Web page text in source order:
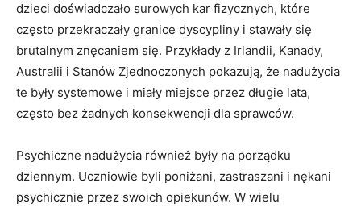
dzieci doświadczało surowych kar fizycznych, które
często przekraczały granice dyscypliny i stawały się
brutalnym znęcaniem się. Przykłady z Irlandii, Kanady,
Australii i Stanów Zjednoczonych pokazują, że nadużycia
te były systemowe i miały miejsce przez długie lata,
często bez żadnych konsekwencji dla sprawców.
Psychiczne nadużycia również były na porządku
dziennym. Uczniowie byli poniżani, zastraszani i nękani
psychicznie przez swoich opiekunów. W wielu